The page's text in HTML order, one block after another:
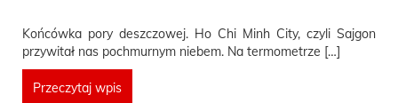
Końcówka pory deszczowej. Ho Chi Minh City, czyli Sajgon
przywitał nas pochmurnym niebem. Na termometrze […]
Przeczytaj wpis